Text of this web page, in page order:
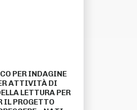
PER INDAGINE
ATTIVITÀ DI
LETTURA PER
PROGETTO